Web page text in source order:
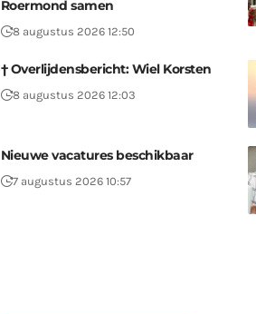
Roermond samen
8 augustus 2026 12:50
† Overlijdensbericht: Wiel Korsten
8 augustus 2026 12:03
Nieuwe vacatures beschikbaar
7 augustus 2026 10:57